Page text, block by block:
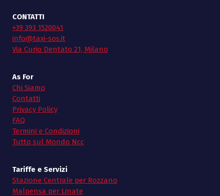
CONTATTI
+39 393 1520041
info@taxi-sos.it
Via Curio Dentato 21, Milano
As For
Chi Siamo
Contatti
Privacy Policy
FAQ
Termini e Condizioni
Tutto sul Mondo Ncc
Tariffe e Servizi
Stazione Centrale per Rozzano
Malpensa per Linate